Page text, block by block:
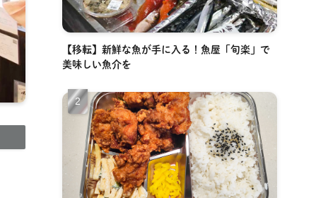
【移転】新鮮な魚が手に入る！魚屋「旬楽」で
美味しい魚介を